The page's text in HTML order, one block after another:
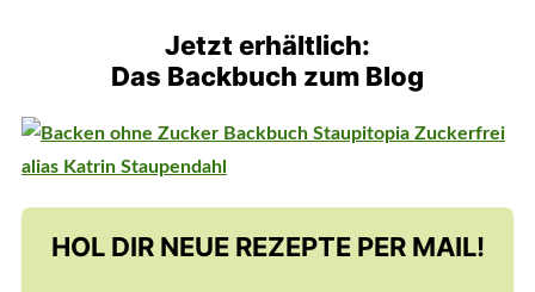
Jetzt erhältlich:
Das Backbuch zum Blog
HOL DIR NEUE REZEPTE PER MAIL!